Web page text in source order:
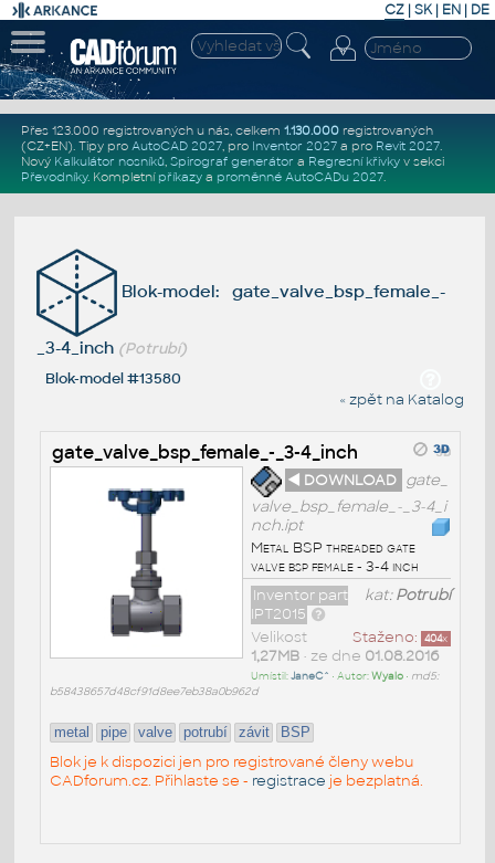
CZ | SK| EN | DE
Přes 123.000 registrovaných u nás, celkem 1.130.000registrovaných
(CZ+EN). Tipy pro AutoCAD 2027, pro Inventor 2027a pro Revit 2027.
Nový Kalkulátor nosníků, Spirograf generátor a Regresní křivkyv sekci
Převodníky. Kompletní příkazya proměnné AutoCADu 2027.
Blok-model: gate_valve_bsp_female_-
_3-4_inch (Potrubí)
Blok-model #13580
« zpět na Katalog
gate_valve_bsp_female_-_3-4_inch
◄ DOWNLOAD gate_
valve_bsp_female_-_3-4_i
nch.ipt
Metal BSP threaded gate
valve bsp female - 3-4 inch
kat:Potrubí
Inventor part
IPT2015
Staženo: 404x
Velikost
1,27MB• ze dne 01.08.2016
Umístil:JaneC^ • Autor:Wyalo• md5:
b58438657d48cf91d8ee7eb38a0b962d
metal pipe valve potrubí závit BSP
Blok je k dispozici jen pro registrované členy webu
CADforum.cz. Přihlaste se - registrace je bezplatná.